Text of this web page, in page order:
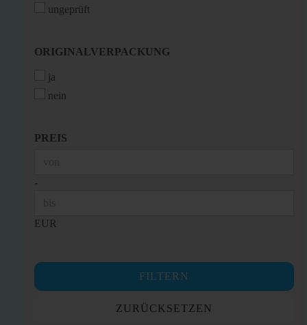
ungeprüft
ORIGINALVERPACKUNG
ORIGINALVERPACKUNG
ja
nein
PREIS
PREIS
-
EUR
FILTERN
ZURÜCKSETZEN